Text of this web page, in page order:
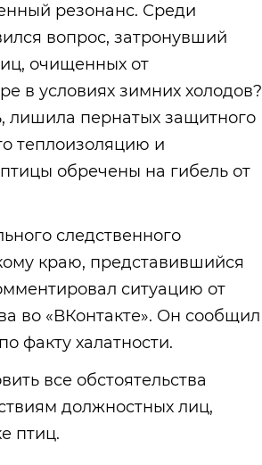
резонанс. Среди
вопрос, затронувший
очищенных от
в условиях зимних холодов?
лишила пернатых защитного
теплоизоляцию и
обречены на гибель от
следственного
краю, представившийся
ситуацию от
во «ВКонтакте». Он сообщил
факту халатности.
все обстоятельства
должностных лиц,
птиц.